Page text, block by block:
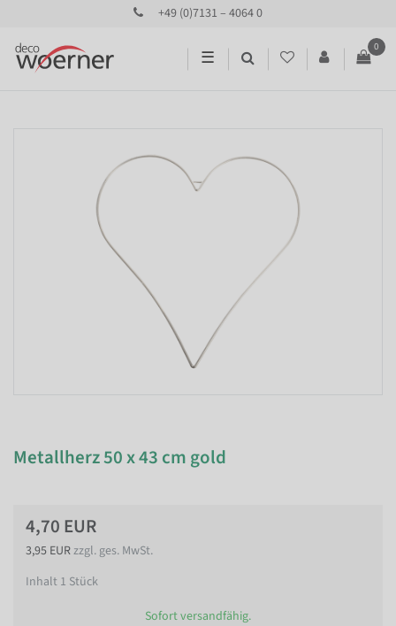
+49 (0)7131 – 4064 0
☰
0
Metallherz 50 x 43 cm gold
4,70 EUR
3,95 EURzzgl. ges. MwSt.
Inhalt 1 Stück
Sofort versandfähig.